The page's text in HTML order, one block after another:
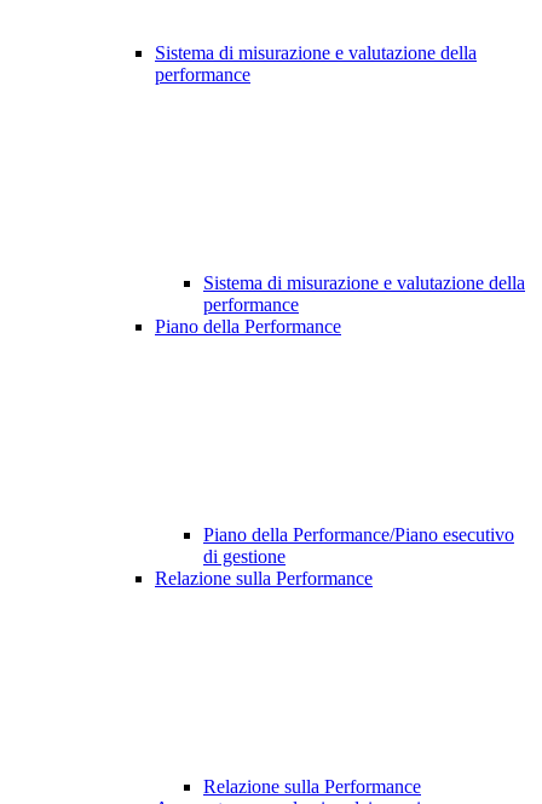
Sistema di misurazione e valutazione della
performance
Sistema di misurazione e valutazione della
performance
Piano della Performance
Piano della Performance/Piano esecutivo
di gestione
Relazione sulla Performance
Relazione sulla Performance